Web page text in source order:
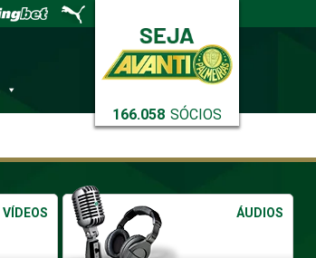
166.058 SÓCIOS
VÍDEOS ÁUDIOS